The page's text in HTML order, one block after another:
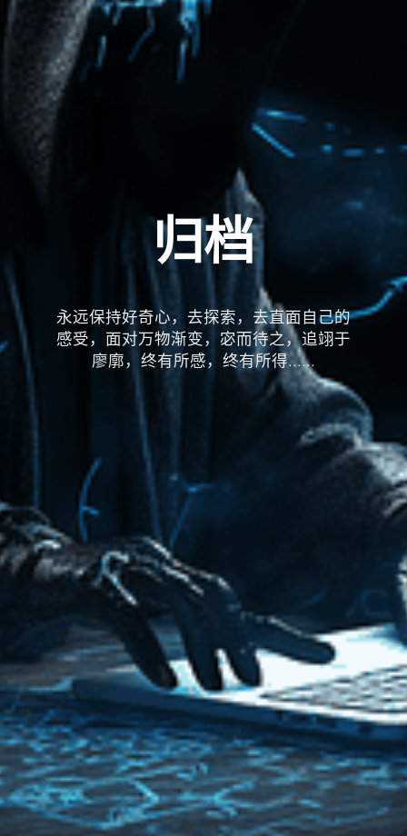
归档
永远保持好奇心，去探索，去直面自己的
感受，面对万物渐变，宓而待之，追翊于
廖廓，终有所感，终有所得......